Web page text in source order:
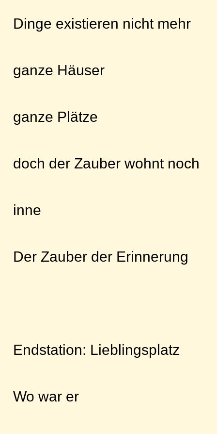
Dinge existieren nicht mehr
ganze Häuser
ganze Plätze
doch der Zauber wohnt noch
inne
Der Zauber der Erinnerung
Endstation: Lieblingsplatz
Wo war er